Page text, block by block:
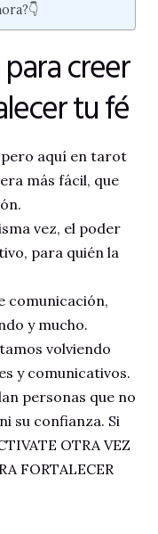
creer
tu fé
aquí en tarot
más fácil, que
vez, el poder
para quién la
comunicación,
y mucho.
volviendo
y comunicativos.
personas que no
su confianza. Si
OTRA VEZ
FORTALECER